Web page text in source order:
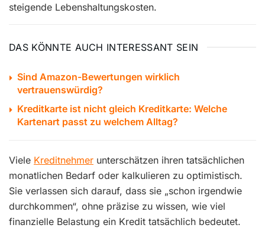
steigende Lebenshaltungskosten.
DAS KÖNNTE AUCH INTERESSANT SEIN
Sind Amazon-Bewertungen wirklich
vertrauenswürdig?
Kreditkarte ist nicht gleich Kreditkarte: Welche
Kartenart passt zu welchem Alltag?
Viele Kreditnehmer unterschätzen ihren tatsächlichen
monatlichen Bedarf oder kalkulieren zu optimistisch.
Sie verlassen sich darauf, dass sie „schon irgendwie
durchkommen“, ohne präzise zu wissen, wie viel
finanzielle Belastung ein Kredit tatsächlich bedeutet.